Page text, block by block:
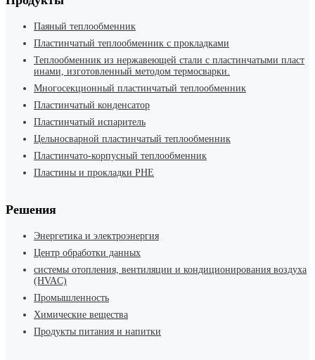
Паяный теплообменник
Пластинчатый теплообменник с прокладками
Теплообменник из нержавеющей стали с пластинчатыми пласт
инами, изготовленный методом термосварки.
Многосекционный пластинчатый теплообменник
Пластинчатый конденсатор
Пластинчатый испаритель
Цельносварной пластинчатый теплообменник
Пластинчато-корпусный теплообменник
Пластины и прокладки PHE
Решения
Энергетика и электроэнергия
Центр обработки данных
системы отопления, вентиляции и кондиционирования воздуха
(HVAC)
Промышленность
Химические вещества
Продукты питания и напитки